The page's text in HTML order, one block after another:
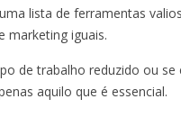
lista de ferramentas
marketing iguais.
de trabalho reduzido ou
aquilo que é essencial.